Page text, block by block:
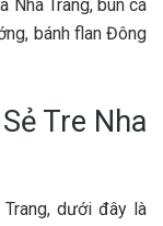
Nha Trang, bún cá
bánh f‎‎lan Đông
Tre Nha
d‎‎ưới đ‎‎ây là